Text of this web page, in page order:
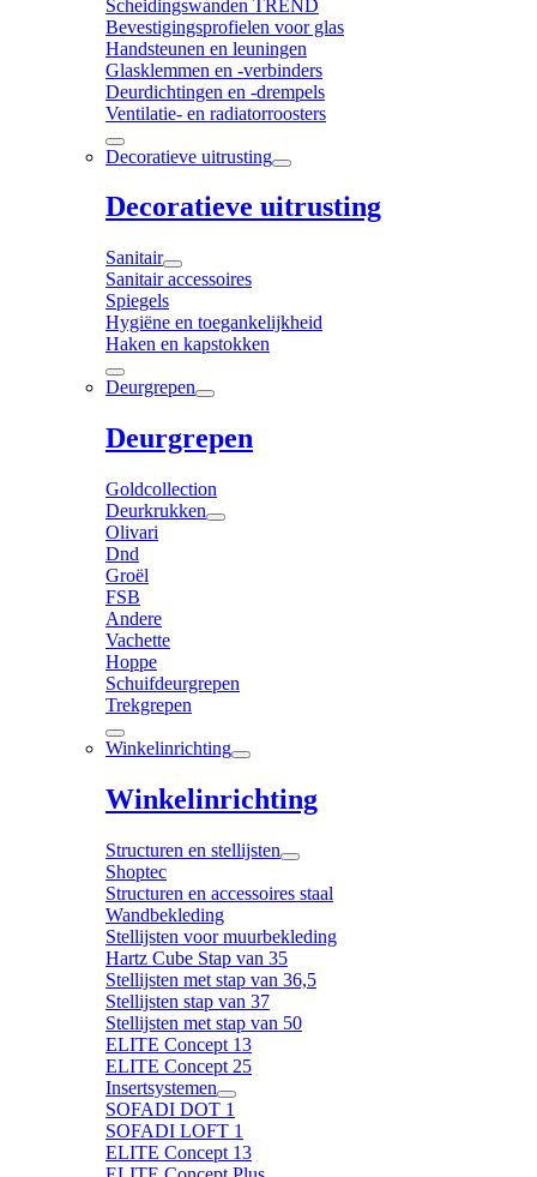
Scheidingswanden TREND
Bevestigingsprofielen voor glas
Handsteunen en leuningen
Glasklemmen en -verbinders
Deurdichtingen en -drempels
Ventilatie- en radiatorroosters
Decoratieve uitrusting
Decoratieve uitrusting
Sanitair
Sanitair accessoires
Spiegels
Hygiëne en toegankelijkheid
Haken en kapstokken
Deurgrepen
Deurgrepen
Goldcollection
Deurkrukken
Olivari
Dnd
Groël
FSB
Andere
Vachette
Hoppe
Schuifdeurgrepen
Trekgrepen
Winkelinrichting
Winkelinrichting
Structuren en stellijsten
Shoptec
Structuren en accessoires staal
Wandbekleding
Stellijsten voor muurbekleding
Hartz Cube Stap van 35
Stellijsten met stap van 36,5
Stellijsten stap van 37
Stellijsten met stap van 50
ELITE Concept 13
ELITE Concept 25
Insertsystemen
SOFADI DOT 1
SOFADI LOFT 1
ELITE Concept 13